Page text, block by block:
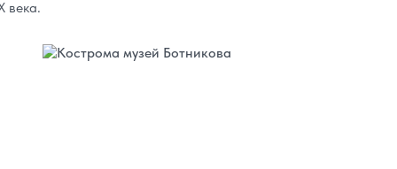
века.